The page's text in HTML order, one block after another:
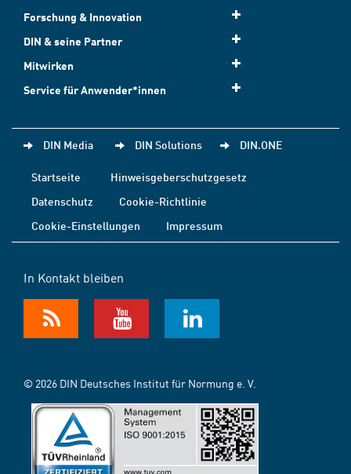
Forschung & Innovation
DIN & seine Partner
Mitwirken
Service für Anwender*innen
DIN Media DIN Solutions DIN.ONE
Startseite
Hinweisgeberschutzgesetz
Datenschutz
Cookie-Richtlinie
Cookie-Einstellungen
Impressum
In Kontakt bleiben
© 2026 DIN Deutsches Institut für Normung e. V.